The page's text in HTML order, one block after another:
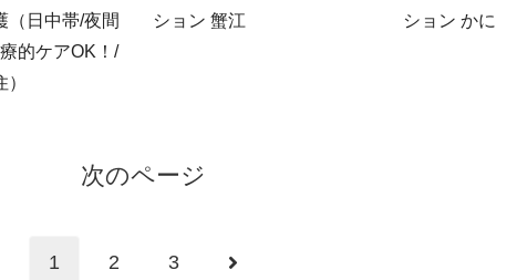
（日中帯/夜間
的ケアOK！/
ション 蟹江
ション かに
次のページ
1 2 3 次